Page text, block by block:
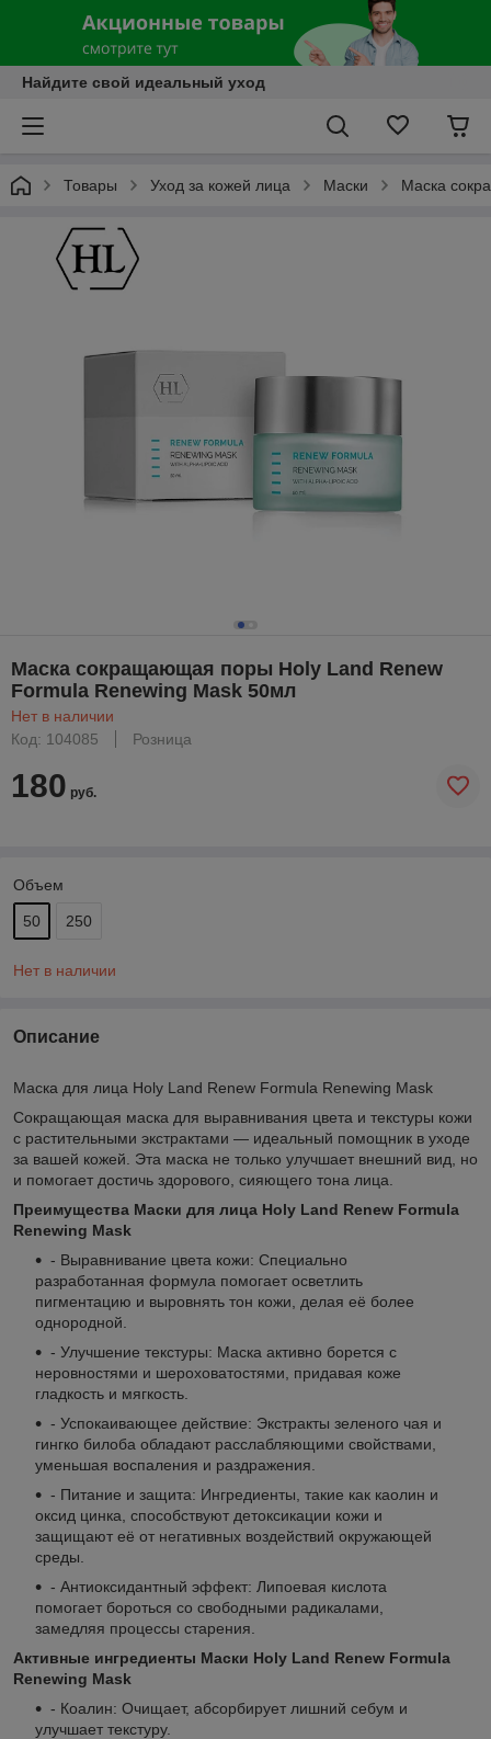
Найдите свой идеальный уход
Товары Уход за кожей лица Маски Маска
Маска сокращающая поры Holy Land Renew
Formula Renewing Mask 50мл
Нет в наличии
Код: 104085
Розница
180 руб.
Объем
50 250
Нет в наличии
Описание
Маска для лица Holy Land Renew Formula Renewing Mask
Сокращающая маска для выравнивания цвета и текстуры кожи
с растительными экстрактами — идеальный помощник в уходе
за вашей кожей. Эта маска не только улучшает внешний вид, но
и помогает достичь здорового, сияющего тона лица.
Преимущества Маски для лица Holy Land Renew Formula
Renewing Mask
- Выравнивание цвета кожи: Специально
разработанная формула помогает осветлить
пигментацию и выровнять тон кожи, делая её более
однородной.
- Улучшение текстуры: Маска активно борется с
неровностями и шероховатостями, придавая коже
гладкость и мягкость.
- Успокаивающее действие: Экстракты зеленого чая и
гингко билоба обладают расслабляющими свойствами,
уменьшая воспаления и раздражения.
- Питание и защита: Ингредиенты, такие как каолин и
оксид цинка, способствуют детоксикации кожи и
защищают её от негативных воздействий окружающей
среды.
- Антиоксидантный эффект: Липоевая кислота
помогает бороться со свободными радикалами,
замедляя процессы старения.
Активные ингредиенты Маски Holy Land Renew Formula
Renewing Mask
- Коалин: Очищает, абсорбирует лишний себум и
улучшает текстуру.